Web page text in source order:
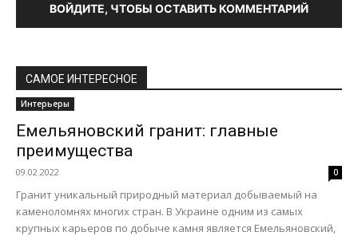
ВОЙДИТЕ, ЧТОБЫ ОСТАВИТЬ КОММЕНТАРИЙ
САМОЕ ИНТЕРЕСНОЕ
Интерьеры
Емельяновский гранит: главные
преимущества
09.02.2022 0
Гранит уникальный природный материал добываемый на
каменоломнях многих стран. В Украине одним из самых
крупных карьеров по добыче камня является Емельяновский,